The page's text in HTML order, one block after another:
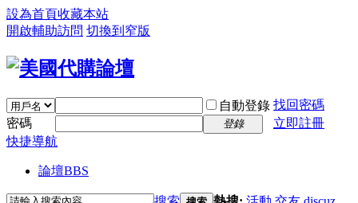
設為首頁收藏本站
開啟輔助訪問 切換到窄版
自動登錄 找回密碼
密碼
登錄
立即註冊
快捷導航
論壇BBS